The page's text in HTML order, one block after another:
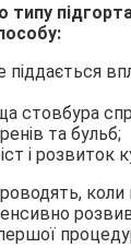
типу
стовбура
та бульб;
і розвиток